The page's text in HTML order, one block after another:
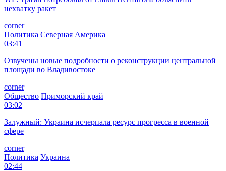
нехватку ракет
corner
Политика Северная Америка
03:41
Озвучены новые подробности о реконструкции центральной
площади во Владивостоке
corner
Общество Приморский край
03:02
Залужный: Украина исчерпала ресурс прогресса в военной
сфере
corner
Политика Украина
02:44